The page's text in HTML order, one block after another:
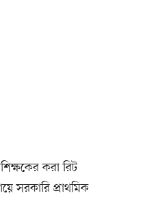
করা রিট
সরকারি প্রাথমিক